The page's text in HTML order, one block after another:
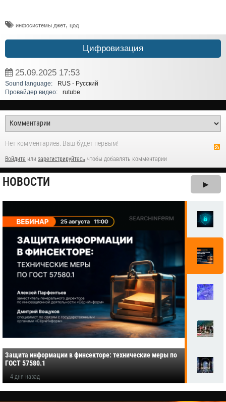
инфосистемы джет, цод
Цифровизация
25.09.2025 17:53
Sound language:
RUS - Русский
Провайдер видео:
rutube
Нет комментариев. Ваш будет первым!
Войдите или зарегистрируйтесь чтобы добавлять комментарии
НОВОСТИ ▶
Защита информации в финсекторе: технические меры по
ГОСТ 57580.1
4 дня назад